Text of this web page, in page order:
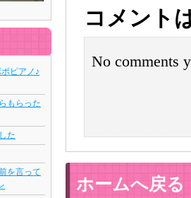
コメント
No comments
ホームへ戻る
ピアノ♪
もらった
た
を言って